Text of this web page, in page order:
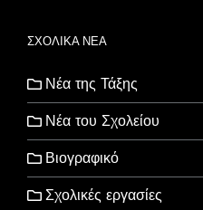
ΣΧΟΛΙΚΑ ΝΕΑ
Νέα της Τάξης
Νέα του Σχολείου
Βιογραφικό
Σχολικές εργασίες